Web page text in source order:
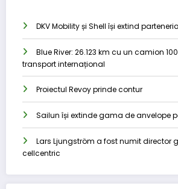
DKV Mobility și Shell își extind
Blue River: 26.123 km cu un camion
transport internațional
Proiectul Revoy prinde contur
Sailun își extinde gama de anvelope
Lars Ljungström a fost numit director
cellcentric